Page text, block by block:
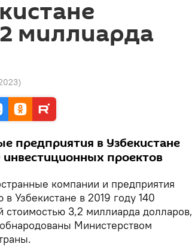
миллиарда
)
предприятия в Узбекистане
проектов
компании и предприятия
Узбекистане в 2019 году 140
3,2 миллиарда долларов,
Министерством